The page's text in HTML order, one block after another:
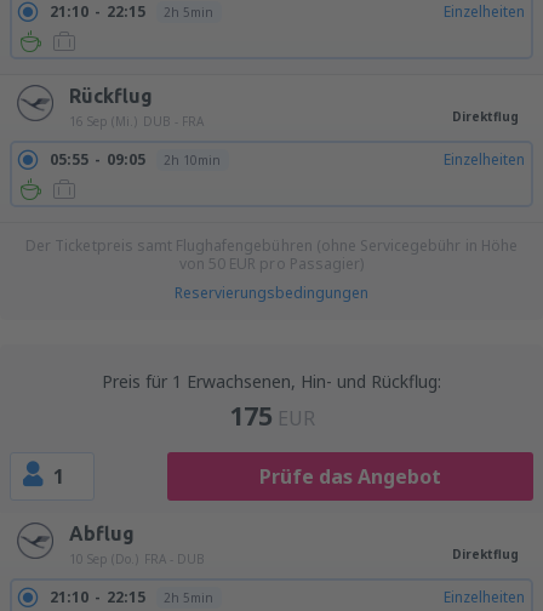
21:10 22:15 2h 5min Einzelheiten
Rückflug
16 Sep (Mi.) DUB - FRA Direktflug
05:55 09:05 2h 10min Einzelheiten
Der Ticketpreis samt Flughafengebühren (ohne Servicegebühr in Höhe
von 50 EUR pro Passagier)
Reservierungsbedingungen
Preis für 1 Erwachsenen, Hin- und Rückflug:
175 EUR
1 Prüfe das Angebot
Abflug
10 Sep (Do.) FRA - DUB Direktflug
21:10 22:15 2h 5min Einzelheiten